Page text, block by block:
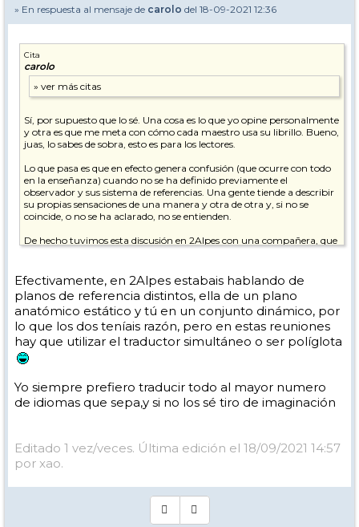
» En respuesta al mensaje de carolo del 18-09-2021 12:36
Cita
carolo
Sí, por supuesto que lo sé. Una cosa es lo que yo opine personalmente
y otra es que me meta con cómo cada maestro usa su librillo. Bueno,
juas, lo sabes de sobra, esto es para los lectores.
Lo que pasa es que en efecto genera confusión (que ocurre con todo
en la enseñanza) cuando no se ha definido previamente el
observador y sus sistema de referencias. Una gente tiende a describir
su propias sensaciones de una manera y otra de otra y, si no se
coincide, o no se ha aclarado, no se entienden.
De hecho tuvimos esta discusión en 2Alpes con una compañera, que
gente) y yo decía que no, que es el centro de gravedad el que se acerca
a los pies, pues es el que sigue una trayectoria cuesta abajo más
directa y veloz que los pies.
Esta es la típica discusión en la que la gente, estando de acuerdo, no
se entera porque está usando sistemas de referencia distintos, y esto
ocurre continuamente en la enseñanza de todo, pero especialmente
del deporte cuando se mezclan sensaciones y conceptos abstractos
En resumen: todo funciona en la enseñanza, pero hay que tener
cuidado y comprobar que el alumno y uno está hablando en el
Efectivamente, en 2Alpes estabais hablando de
planos de referencia distintos, ella de un plano
anatómico estático y tú en un conjunto dinámico, por
lo que los dos teníais razón, pero en estas reuniones
hay que utilizar el traductor simultáneo o ser políglota
Yo siempre prefiero traducir todo al mayor numero
de idiomas que sepa,y si no los sé tiro de imaginación
Editado 1 vez/veces. Última edición el 18/09/2021 14:57
por xao.